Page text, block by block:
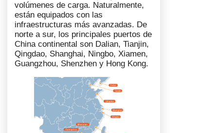
volúmenes de carga. Naturalmente,
están equipados con las
infraestructuras más avanzadas. De
norte a sur, los principales puertos de
China continental son Dalian, Tianjin,
Qingdao, Shanghai, Ningbo, Xiamen,
Guangzhou, Shenzhen y Hong Kong.